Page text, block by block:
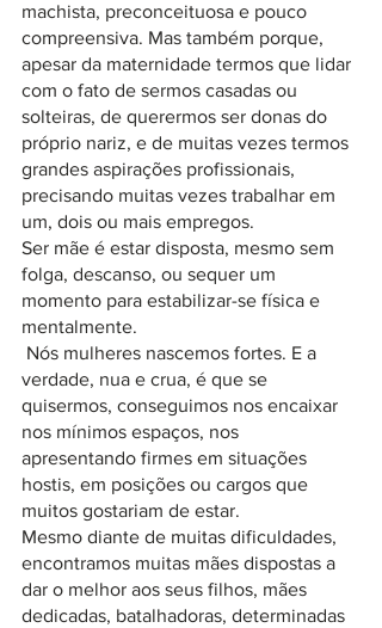
machista, preconceituosa e pouco
compreensiva. Mas também porque,
apesar da maternidade termos que lidar
com o fato de sermos casadas ou
solteiras, de querermos ser donas do
próprio nariz, e de muitas vezes termos
grandes aspirações profissionais,
precisando muitas vezes trabalhar em
um, dois ou mais empregos.
Ser mãe é estar disposta, mesmo sem
folga, descanso, ou sequer um
momento para estabilizar-se física e
mentalmente.
verdade, nua e crua, é que se
quisermos, conseguimos nos encaixar
nos mínimos espaços, nos
apresentando firmes em situações
hostis, em posições ou cargos que
muitos gostariam de estar.
Mesmo diante de muitas dificuldades,
encontramos muitas mães dispostas a
dar o melhor aos seus filhos, mães
dedicadas, batalhadoras, determinadas